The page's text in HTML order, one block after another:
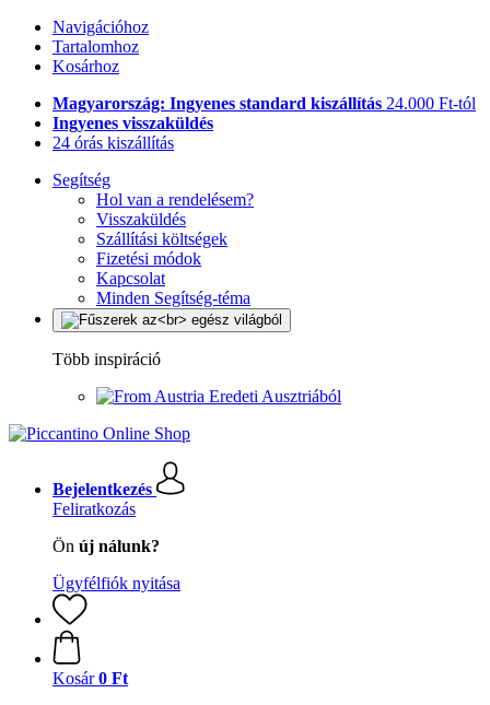
Navigációhoz
Tartalomhoz
Kosárhoz
Magyarország: Ingyenes standard kiszállítás 24.000 Ft-tól
Ingyenes visszaküldés
24 órás kiszállítás
Segítség
Hol van a rendelésem?
Visszaküldés
Szállítási költségek
Fizetési módok
Kapcsolat
Minden Segítség-téma
Több inspiráció
Eredeti Ausztriából
Bejelentkezés
Feliratkozás
Ön új nálunk?
Ügyfélfiók nyitása
Kosár 0 Ft